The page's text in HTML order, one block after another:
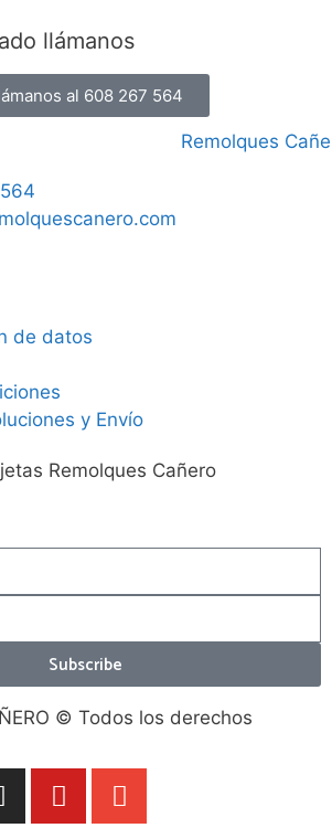
llámanos
al 608 267 564
de datos
y Envío
Subscribe
© Todos los derechos